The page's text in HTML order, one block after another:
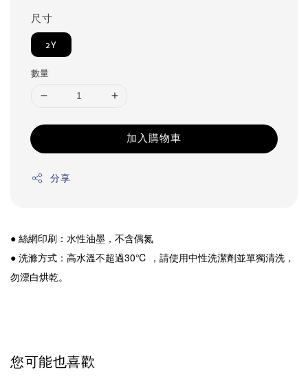
尺寸
2Y
數量
加入購物車
分享
● 絲網印刷：水性油墨，不含偶氮
● 洗滌方式：高水溫不超過30℃ ，請使用中性洗潔劑並單獨清洗，
勿漂白烘乾。
您可能也喜歡